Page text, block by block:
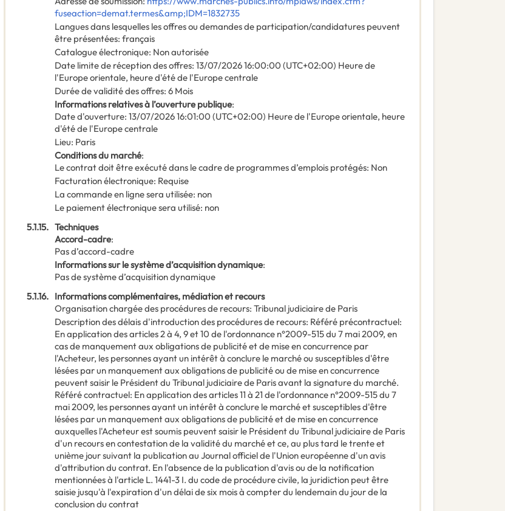
fuseaction=demat.termes&amp;IDM=1832735
Langues dans lesquelles les offres ou demandes de participation/candidatures peuvent
être présentées: français
Catalogue électronique: Non autorisée
Date limite de réception des offres: 13/07/202616:00:00 (UTC+02:00) Heure de
l'Europe orientale, heure d'été de l'Europe centrale
Durée de validité des offres: 6 Mois
Informations relatives à l’ouverture publique:
Date d'ouverture: 13/07/202616:01:00 (UTC+02:00) Heure de l'Europe orientale, heure
d'été de l'Europe centrale
Lieu: Paris
Conditions du marché:
Le contrat doit être exécuté dans le cadre de programmes d’emplois protégés: Non
Facturation électronique: Requise
La commande en ligne sera utilisée: non
Le paiement électronique sera utilisé: non
5.1.15. Techniques
Accord-cadre:
Pas d’accord-cadre
Informations sur le système d’acquisition dynamique:
Pas de système d’acquisition dynamique
5.1.16. Informations complémentaires, médiation et recours
Organisation chargée des procédures de recours: Tribunal judiciaire de Paris
Description des délais d'introduction des procédures de recours: Référé précontractuel:
En application des articles 2 à 4, 9 et 10 de l'ordonnance n°2009-515 du 7 mai 2009, en
cas de manquement aux obligations de publicité et de mise en concurrence par
l'Acheteur, les personnes ayant un intérêt à conclure le marché ou susceptibles d'être
lésées par un manquement aux obligations de publicité ou de mise en concurrence
peuvent saisir le Président du Tribunal judiciaire de Paris avant la signature du marché.
Référé contractuel: En application des articles 11 à 21 de l'ordonnance n°2009-515 du 7
mai 2009, les personnes ayant un intérêt à conclure le marché et susceptibles d'être
lésées par un manquement aux obligations de publicité et de mise en concurrence
auxquelles l'Acheteur est soumis peuvent saisir le Président du Tribunal judiciaire de Paris
d'un recours en contestation de la validité du marché et ce, au plus tard le trente et
unième jour suivant la publication au Journal officiel de l'Union européenne d'un avis
d'attribution du contrat. En l'absence de la publication d'avis ou de la notification
mentionnées à l'article L. 1441-3 I. du code de procédure civile, la juridiction peut être
saisie jusqu'à l'expiration d'un délai de six mois à compter du lendemain du jour de la
conclusion du contrat